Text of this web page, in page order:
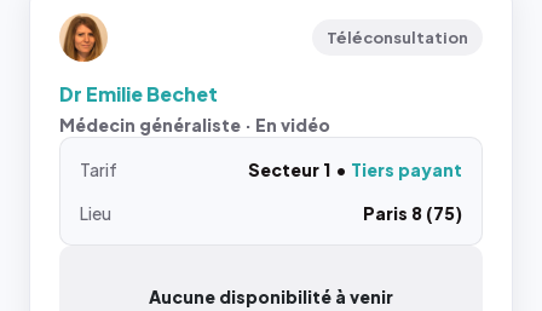
Téléconsultation
Dr Emilie Bechet
Médecin généraliste · En vidéo
Tarif Secteur 1
Tiers payant
Lieu
Paris 8 (75)
Aucune disponibilité à venir